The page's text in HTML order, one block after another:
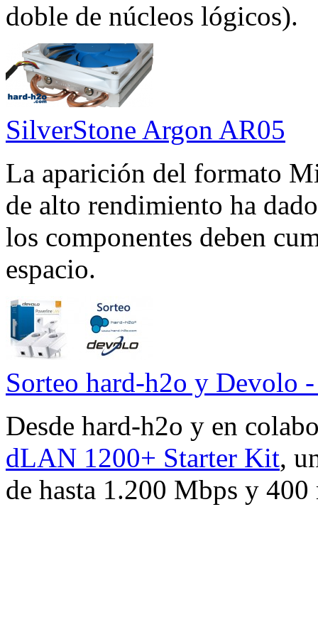
doble de núcleos lógicos).
SilverStone Argon AR05
La aparición del formato
de alto rendimiento ha
los componentes deben
espacio.
Sorteo hard-h2o y Devolo
Desde hard-h2o y en
dLAN 1200+ Starter Kit,
de hasta 1.200 Mbps y 400